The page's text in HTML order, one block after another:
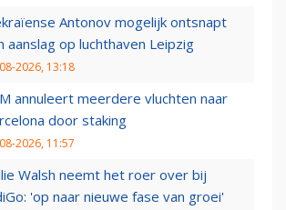
Antonov mogelijk ontsnapt
aanslag op luchthaven Leipzig
2026, 13:18
annuleert meerdere vluchten naar
door staking
2026, 11:57
Walsh neemt het roer over bij
'op naar nieuwe fase van groei'